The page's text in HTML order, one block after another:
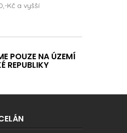
Kč a vyšší
POUZE NA ÚZEMÍ
REPUBLIKY